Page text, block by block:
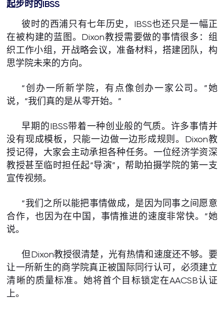
起步时的IBSS
彼时的西浦只有七年历史，IBSS也还只是一幅正
在被构建的蓝图。Dixon教授需要做的事情很多：组
织工作小组，开战略会议，准备材料，搭建团队，构
思学院未来的方向。
“创办一所新学院，有点像创办一家公司。”她
说，“我们真的是从零开始。”
早期的IBSS带着一种创业般的气质。许多事情并
没有现成模板，只能一边做一边形成规则。Dixon教
授记得，大家会主动承担各种任务。一位经济学资深
教授甚至临时担任起“导演”，帮助拍摄学院的第一支
宣传视频。
“我们之所以能把事情做成，是因为同事之间愿意
合作，也因为在中国，事情推进的速度非常快。”她
说。
但Dixon教授很清楚，光有热情和速度还不够。要
让一所新生的商学院真正被国际同行认可，必须建立
清晰的质量标准。她将首个目标锁定在AACSB认证
上。